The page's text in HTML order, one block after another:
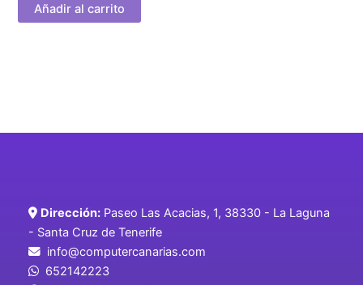
Añadir al carrito
Dirección: Paseo Las Acacias, 1, 38330 - La Laguna
- Santa Cruz de Tenerife
info@computercanarias.com
652142223